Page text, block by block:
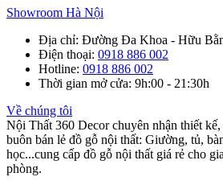
Showroom Hà Nội
Địa chỉ: Đường Đa Khoa - Hữu
Điện thoại: 0918 886 002
Hotline: 0918 886 002
Thời gian mở cửa: 9h:00 - 21:30h
Về chúng tôi
Nội Thất 360 Decor chuyên nhận thiết
buôn bán lẻ đồ gỗ nội thất: Giường, tủ,
học...cung cấp đồ gỗ nội thất giá rẻ cho
phòng.